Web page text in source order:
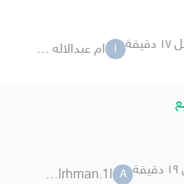
ا ام عبدالاله باتل
A
abdulrhman.1l